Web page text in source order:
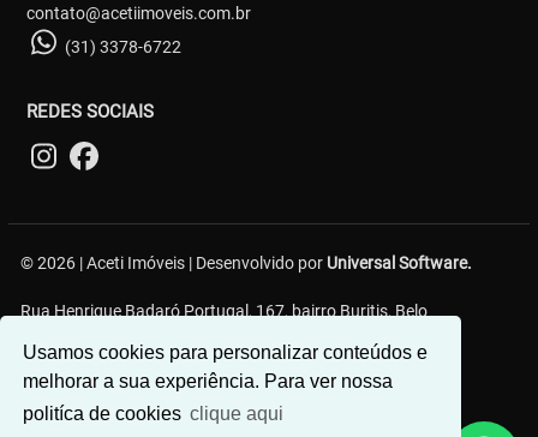
Usamos cookies para personalizar conteúdos e
melhorar a sua experiência. Para ver nossa
politíca de cookies clique aqui
contato@acetiimoveis.com.br
(31) 3378-6722
REDES SOCIAIS
© 2026 | Aceti Imóveis | Desenvolvido por Universal Software.
Rua Henrique Badaró Portugal, 167, bairro Buritis, Belo